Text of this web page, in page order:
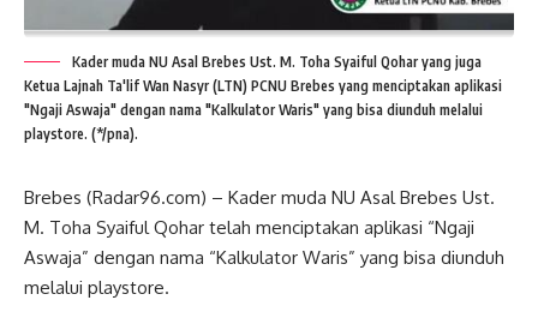
Kader muda NU Asal Brebes Ust. M. Toha Syaiful Qohar yang juga
Ketua Lajnah Ta'lif Wan Nasyr (LTN) PCNU Brebes yang menciptakan aplikasi
"Ngaji Aswaja" dengan nama "Kalkulator Waris" yang bisa diunduh melalui
playstore. (*/pna).
Brebes (Radar96.com) – Kader muda NU Asal Brebes Ust.
M. Toha Syaiful Qohar telah menciptakan aplikasi “Ngaji
Aswaja” dengan nama “Kalkulator Waris” yang bisa diunduh
melalui playstore.